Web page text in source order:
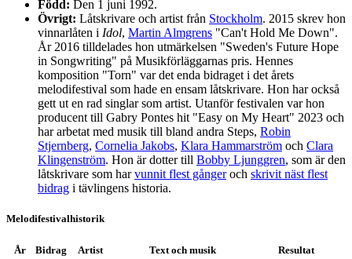
Född: Den 1 juni 1992.
Övrigt: Låtskrivare och artist från Stockholm. 2015 skrev hon
vinnarlåten i Idol, Martin Almgrens "Can't Hold Me Down".
År 2016 tilldelades hon utmärkelsen "Sweden's Future Hope
in Songwriting" på Musikförläggarnas pris. Hennes
komposition "Torn" var det enda bidraget i det årets
melodifestival som hade en ensam låtskrivare. Hon har också
gett ut en rad singlar som artist. Utanför festivalen var hon
producent till Gabry Pontes hit "Easy on My Heart" 2023 och
har arbetat med musik till bland andra Steps, Robin
Stjernberg, Cornelia Jakobs, Klara Hammarström och Clara
Klingenström. Hon är dotter till Bobby Ljunggren, som är den
låtskrivare som harvunnit flest gångeroch skrivit näst flest
bidrag i tävlingens historia.
Melodifestivalhistorik
År Bidrag Artist Text och musik
Resultat